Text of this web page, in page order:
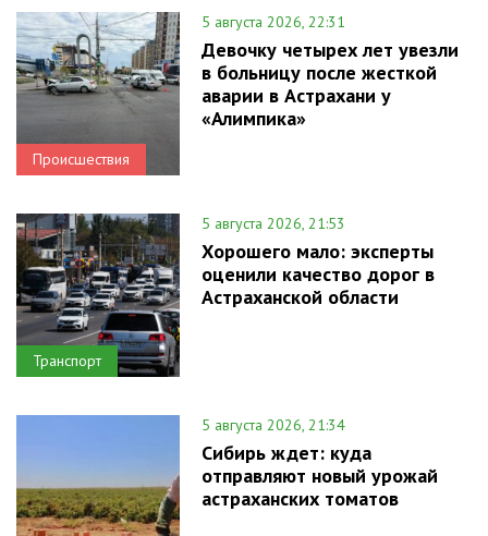
Происшествия
5 августа 2026, 22:31
Девочку четырех лет увезли
в больницу после жесткой
аварии в Астрахани у
«Алимпика»
Транспорт
5 августа 2026, 21:53
Хорошего мало: эксперты
оценили качество дорог в
Астраханской области
5 августа 2026, 21:34
Сибирь ждет: куда
отправляют новый урожай
астраханских томатов